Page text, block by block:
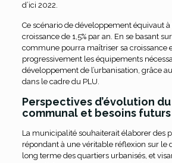
d’ici 2022.
Ce scénario de développement équivaut
croissance de 1,5% par an. En se basant
commune pourra maîtriser sa croissance
progressivement les équipements
développement de l’urbanisation, grâce
dans le cadre du PLU.
Perspectives d’évolution
communal et besoins futurs
La municipalité souhaiterait élaborer des
répondant à une véritable réflexion sur le
long terme des quartiers urbanisés, et